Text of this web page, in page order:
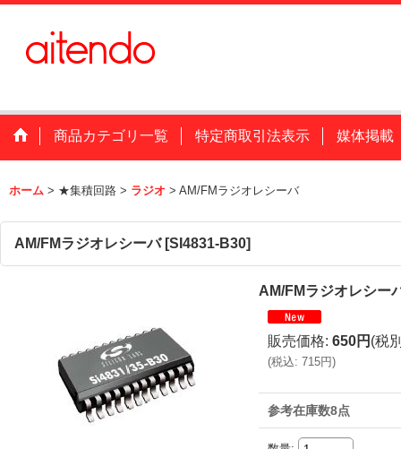
商品カテゴリ一覧 特定商取引法表示 媒体掲載
ホーム > ★集積回路 > ラジオ > AM/FMラジオレシーバ
AM/FMラジオレシーバ [SI4831-B30]
AM/FMラジオレシー
販売価格: 650円 (税
(税込: 715円)
参考在庫数8点